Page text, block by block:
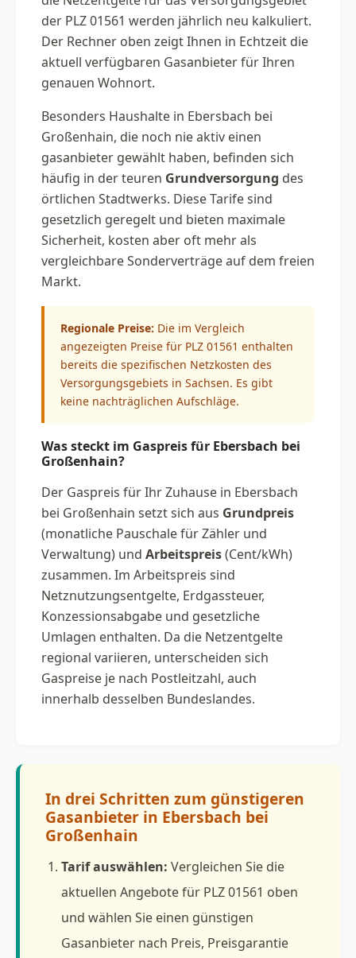
der PLZ 01561 werden jährlich neu kalkuliert.
Der Rechner oben zeigt Ihnen in Echtzeit die
aktuell verfügbaren Gasanbieter für Ihren
genauen Wohnort.
Besonders Haushalte in Ebersbach bei
Großenhain, die noch nie aktiv einen
gasanbieter gewählt haben, befinden sich
häufig in der teuren Grundversorgung des
örtlichen Stadtwerks. Diese Tarife sind
gesetzlich geregelt und bieten maximale
Sicherheit, kosten aber oft mehr als
vergleichbare Sonderverträge auf dem freien
Markt.
Regionale Preise: Die im Vergleich
angezeigten Preise für PLZ 01561 enthalten
bereits die spezifischen Netzkosten des
Versorgungsgebiets in Sachsen. Es gibt
keine nachträglichen Aufschläge.
Was steckt im Gaspreis für Ebersbach bei
Großenhain?
Der Gaspreis für Ihr Zuhause in Ebersbach
bei Großenhain setzt sich aus Grundpreis
(monatliche Pauschale für Zähler und
Verwaltung) und Arbeitspreis(Cent/kWh)
zusammen. Im Arbeitspreis sind
Netznutzungsentgelte, Erdgassteuer,
Konzessionsabgabe und gesetzliche
Umlagen enthalten. Da die Netzentgelte
regional variieren, unterscheiden sich
Gaspreise je nach Postleitzahl, auch
innerhalb desselben Bundeslandes.
In drei Schritten zum günstigeren
Gasanbieter in Ebersbach bei
Großenhain
Tarif auswählen: Vergleichen Sie die
aktuellen Angebote für PLZ 01561 oben
und wählen Sie einen günstigen
Gasanbieter nach Preis, Preisgarantie